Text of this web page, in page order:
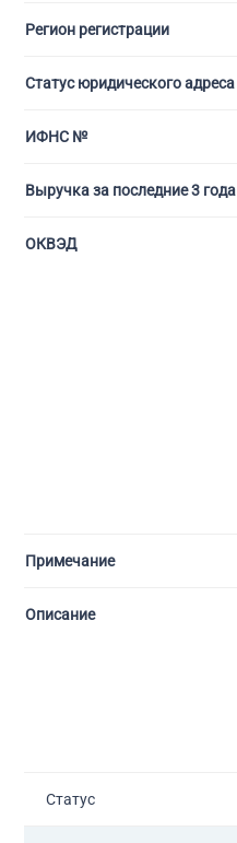
Регион регистрации
Статус юридического адреса
ИФНС №
Выручка за последние 3 года
ОКВЭД
Примечание
Описание
Статус